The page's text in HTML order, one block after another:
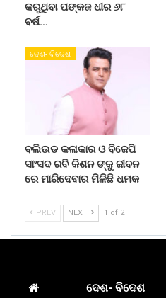
କରୁଥିବା ପଙ୍କଜ ଧୀର ୬୮
ବର୍ଷ…
ଦେଶ- ବିଦେଶ
ବଲିଉଡ କଳାକାର ଓ ବିଜେପି
ସାଂସଦ ରବି କିଶନ ଙ୍କୁ ଜୀବନ
ରେ ମାରିଦେବାର ମିଳିଛି ଧମକ
PREV NEXT 1 of 2
ଦେଶ- ବିଦେଶ